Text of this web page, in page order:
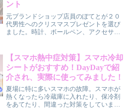
ント
元ブランドショップ店員のぽてとが２０
代男性へのクリスマスプレゼントを選び
ました。時計、ボールペン、アクセサリ
たら嬉しいです。
【スマホ熱中症対策】スマホ冷却
シートがおすすめ！DayDayで紹
介され、実際に使ってみました！
夏場に特に多いスマホの故障。スマホが
熱くなったら冷蔵庫に入れたり、保冷剤
をあてたり、間違った対策をしていませ